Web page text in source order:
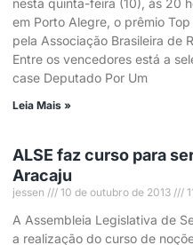
em Porto Alegre, o prêmio
pela Associação Brasileira de
Entre os vencedores está a
case Deputado Por Um
Leia Mais »
ALSE faz curso para
Aracaju
jessen 10 de outubro de 2013
A Assembleia Legislativa de
a realização do curso de